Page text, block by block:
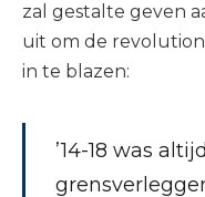
zal gestalte geven
uit om de
in te blazen:
’14-18 was